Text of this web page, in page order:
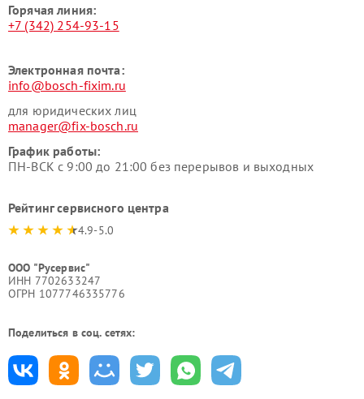
Горячая линия:
+7 (342) 254-93-15
Электронная почта:
info@bosch-fixim.ru
для юридических лиц
manager@fix-bosch.ru
График работы:
ПН-ВСК с 9:00 до 21:00 без перерывов и выходных
Рейтинг сервисного центра
4.9-5.0
ООО "Русервис"
ИНН 7702633247
ОГРН 1077746335776
Поделиться в соц. сетях: